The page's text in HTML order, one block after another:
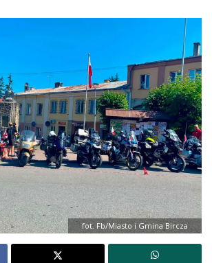
fot. Fb/Miasto i Gmina Bircza